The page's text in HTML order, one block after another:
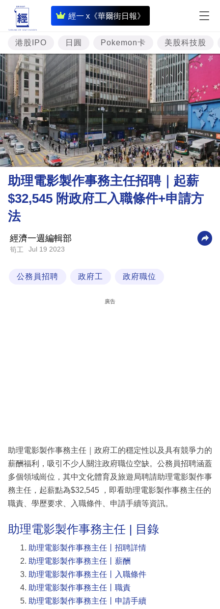
經一 x《華爾街日報》
即
時
財
經
專
題
投
資
樓
市
理
財
商
科
技
港股IPO 日圓 Pokemon卡 美股科技股
助理電影製作事務主任招聘｜起薪
$32,545 附政府工入職條件+申請方
法
經濟一週編輯部
筍工 Jul 19 2023
公務員招聘 政府工 政府職位
廣告
助理電影製作事務主任｜政府工的穩定性以及具有競爭力的
薪酬福利，吸引不少人關注政府職位空缺。公務員招聘涵蓋
多個領域崗位，其中文化體育及旅遊局聘請助理電影製作事
務主任，起薪點為$32,545 ，即看助理電影製作事務主任的
職責、學歷要求、入職條件、申請手續等資訊。
助理電影製作事務主任 | 目錄
助理電影製作事務主任丨招聘詳情
助理電影製作事務主任丨薪酬
助理電影製作事務主任丨入職條件
助理電影製作事務主任丨職責
助理電影製作事務主任丨申請手續